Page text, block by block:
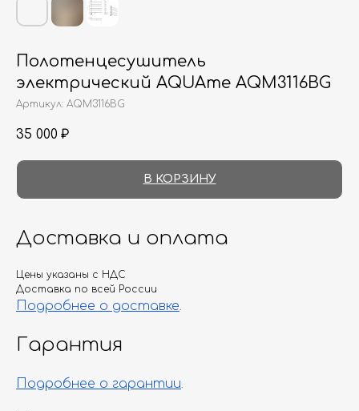
Полотенцесушитель
электрический AQUAme AQM3116BG
Артикул: AQM3116BG
35 000 ₽
В КОРЗИНУ
Доставка и оплата
Цены указаны с НДС
Доставка по всей России
Подробнее о доставке.
Гарантия
Подробнее о гарантии.